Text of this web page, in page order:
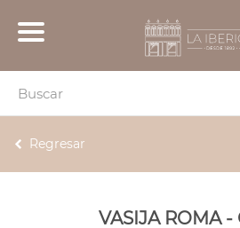
Regresar
VASIJA ROMA -